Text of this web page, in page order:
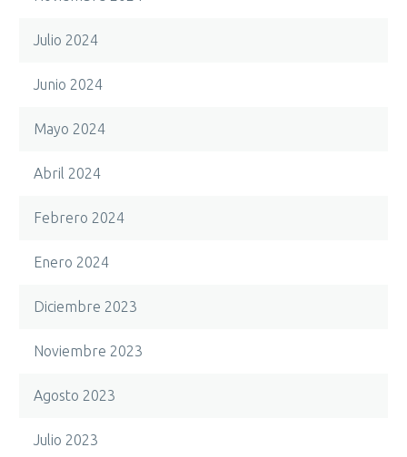
Julio 2024
Junio 2024
Mayo 2024
Abril 2024
Febrero 2024
Enero 2024
Diciembre 2023
Noviembre 2023
Agosto 2023
Julio 2023